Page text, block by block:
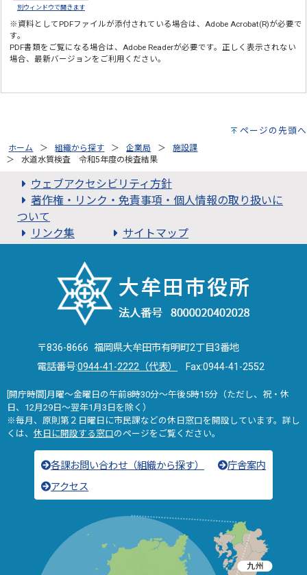
別ウィンドウで開きます
※資料としてPDFファイルが添付されている場合は、Adobe Acrobat(R)が必要で
す。
PDF書類をご覧になる場合は、Adobe Readerが必要です。正しく表示されない
場合、最新バージョンをご利用ください。
ページの先頭へ
ホーム 組織から探す 企業局
施設課
水道水質検査 令和5年度の検査結果
ウェブアクセシビリティ方針
著作権・リンク・免責事項・個人情報の取り扱いに
ついて
リンク集
サイトマップ
〒836-8666 福岡県大牟田市有明町2丁目3番地
電話番号:0944-41-2222（代表） Fax:0944-41-2552
[開庁時間]月曜～金曜日の午前8時30分～午後5時15分（ただし、祝・休
日、12月29日～翌年1月3日を除く）
※毎月、原則第２日曜日に市民課などの休日窓口を開設しています。詳し
くは、 休日に開設する窓口のページをご覧ください。
各課お問い合わせ（組織から探す）
庁舎案内
アクセス